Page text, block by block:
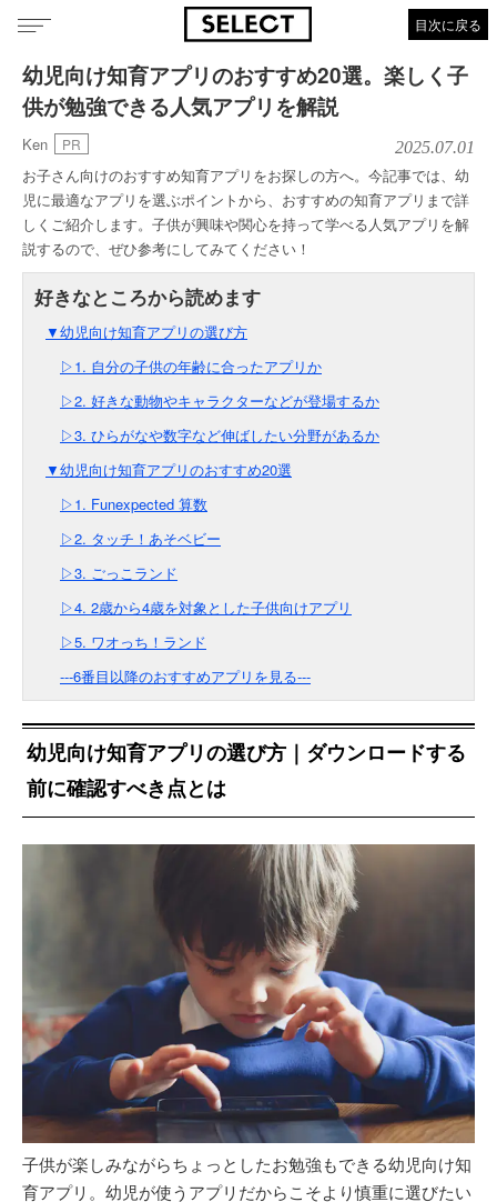
目次に戻る
幼児向け知育アプリのおすすめ20選。楽しく子
供が勉強できる人気アプリを解説
Ken PR 2025.07.01
お子さん向けのおすすめ知育アプリをお探しの方へ。今記事では、幼
児に最適なアプリを選ぶポイントから、おすすめの知育アプリまで詳
しくご紹介します。子供が興味や関心を持って学べる人気アプリを解
説するので、ぜひ参考にしてみてください！
▼幼児向け知育アプリの選び方
▷1. 自分の子供の年齢に合ったアプリか
▷2. 好きな動物やキャラクターなどが登場するか
▷3. ひらがなや数字など伸ばしたい分野があるか
▼幼児向け知育アプリのおすすめ20選
▷1. Funexpected 算数
▷2. タッチ！あそベビー
▷3. ごっこランド
▷4. 2歳から4歳を対象とした子供向けアプリ
▷5. ワオっち！ランド
---6番目以降のおすすめアプリを見る---
幼児向け知育アプリの選び方｜ダウンロードする
前に確認すべき点とは
子供が楽しみながらちょっとしたお勉強もできる幼児向け知
育アプリ。幼児が使うアプリだからこそより慎重に選びたい